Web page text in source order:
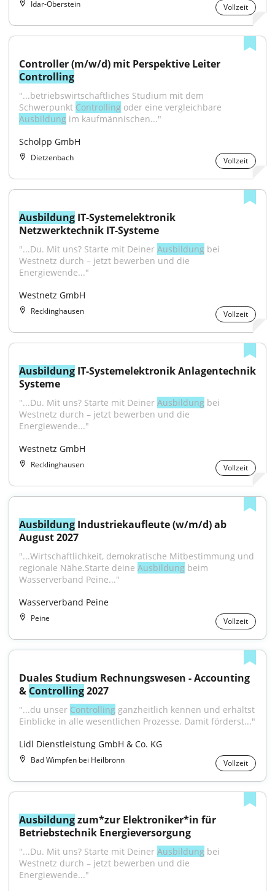
Idar-Oberstein Vollzeit
Controlling
"...betriebswirtschaftliches Studium mit dem
Schwerpunkt Controlling
Ausbildung im kaufmännischen..."
Scholpp GmbH
Dietzenbach Vollzeit
Ausbildung IT-Systemelektronik
Netzwerktechnik IT-Systeme
"...Du. Mit uns? Starte mit Deiner Ausbildung bei
Westnetz durch – jetzt bewerben und die
Energiewende..."
Westnetz GmbH
Recklinghausen Vollzeit
Ausbildung IT-Systemelektronik Anlagentechnik
Systeme
"...Du. Mit uns? Starte mit Deiner Ausbildung bei
Westnetz durch – jetzt bewerben und die
Energiewende..."
Westnetz GmbH
Recklinghausen Vollzeit
Ausbildung Industriekaufleute (w/m/d) ab
August 2027
"...Wirtschaftlichkeit, demokratische Mitbestimmung und
regionale Nähe.Starte deine Ausbildung beim
Wasserverband Peine..."
Wasserverband Peine
Peine Vollzeit
Duales Studium Rechnungswesen - Accounting
& Controlling 2027
"...du unser Controlling ganzheitlich kennen und erhältst
Einblicke in alle wesentlichen Prozesse. Damit förderst..."
Lidl Dienstleistung GmbH & Co. KG
Bad Wimpfen bei Heilbronn Vollzeit
Ausbildung zum*zur Elektroniker*in für
Betriebstechnik Energieversorgung
"...Du. Mit uns? Starte mit Deiner Ausbildung bei
Westnetz durch – jetzt bewerben und die
Energiewende..."